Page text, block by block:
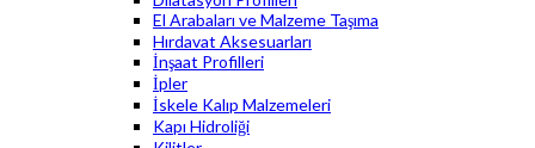
El Arabaları ve Malzeme Taşıma
Hırdavat Aksesuarları
İnşaat Profilleri
İpler
İskele Kalıp Malzemeleri
Kapı Hidroliği